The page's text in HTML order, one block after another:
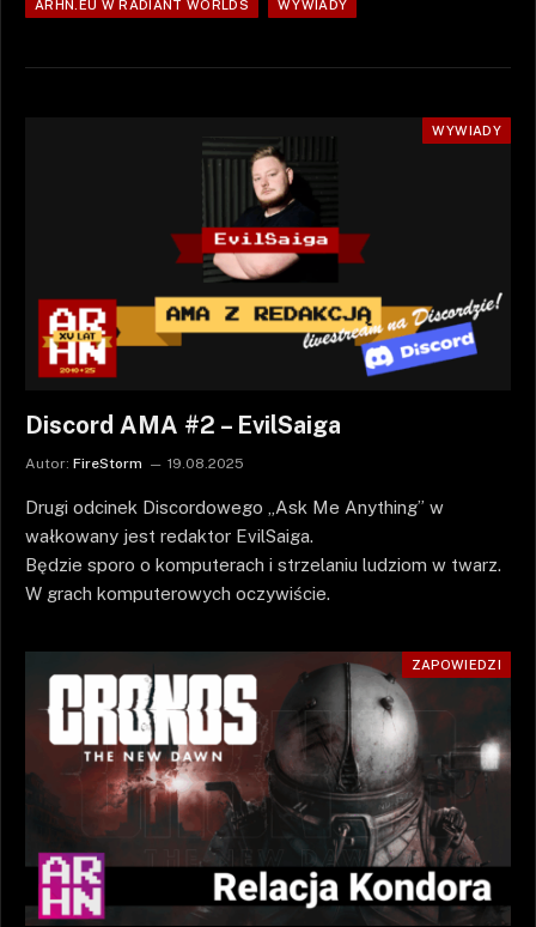
ARHN.EU W RADIANT WORLDS
WYWIADY
WYWIADY
Discord AMA #2 – EvilSaiga
Autor: FireStorm 19.08.2025
Drugi odcinek Discordowego „Ask Me Anything” w
wałkowany jest redaktor EvilSaiga.
Będzie sporo o komputerach i strzelaniu ludziom w twarz.
W grach komputerowych oczywiście.
ZAPOWIEDZI